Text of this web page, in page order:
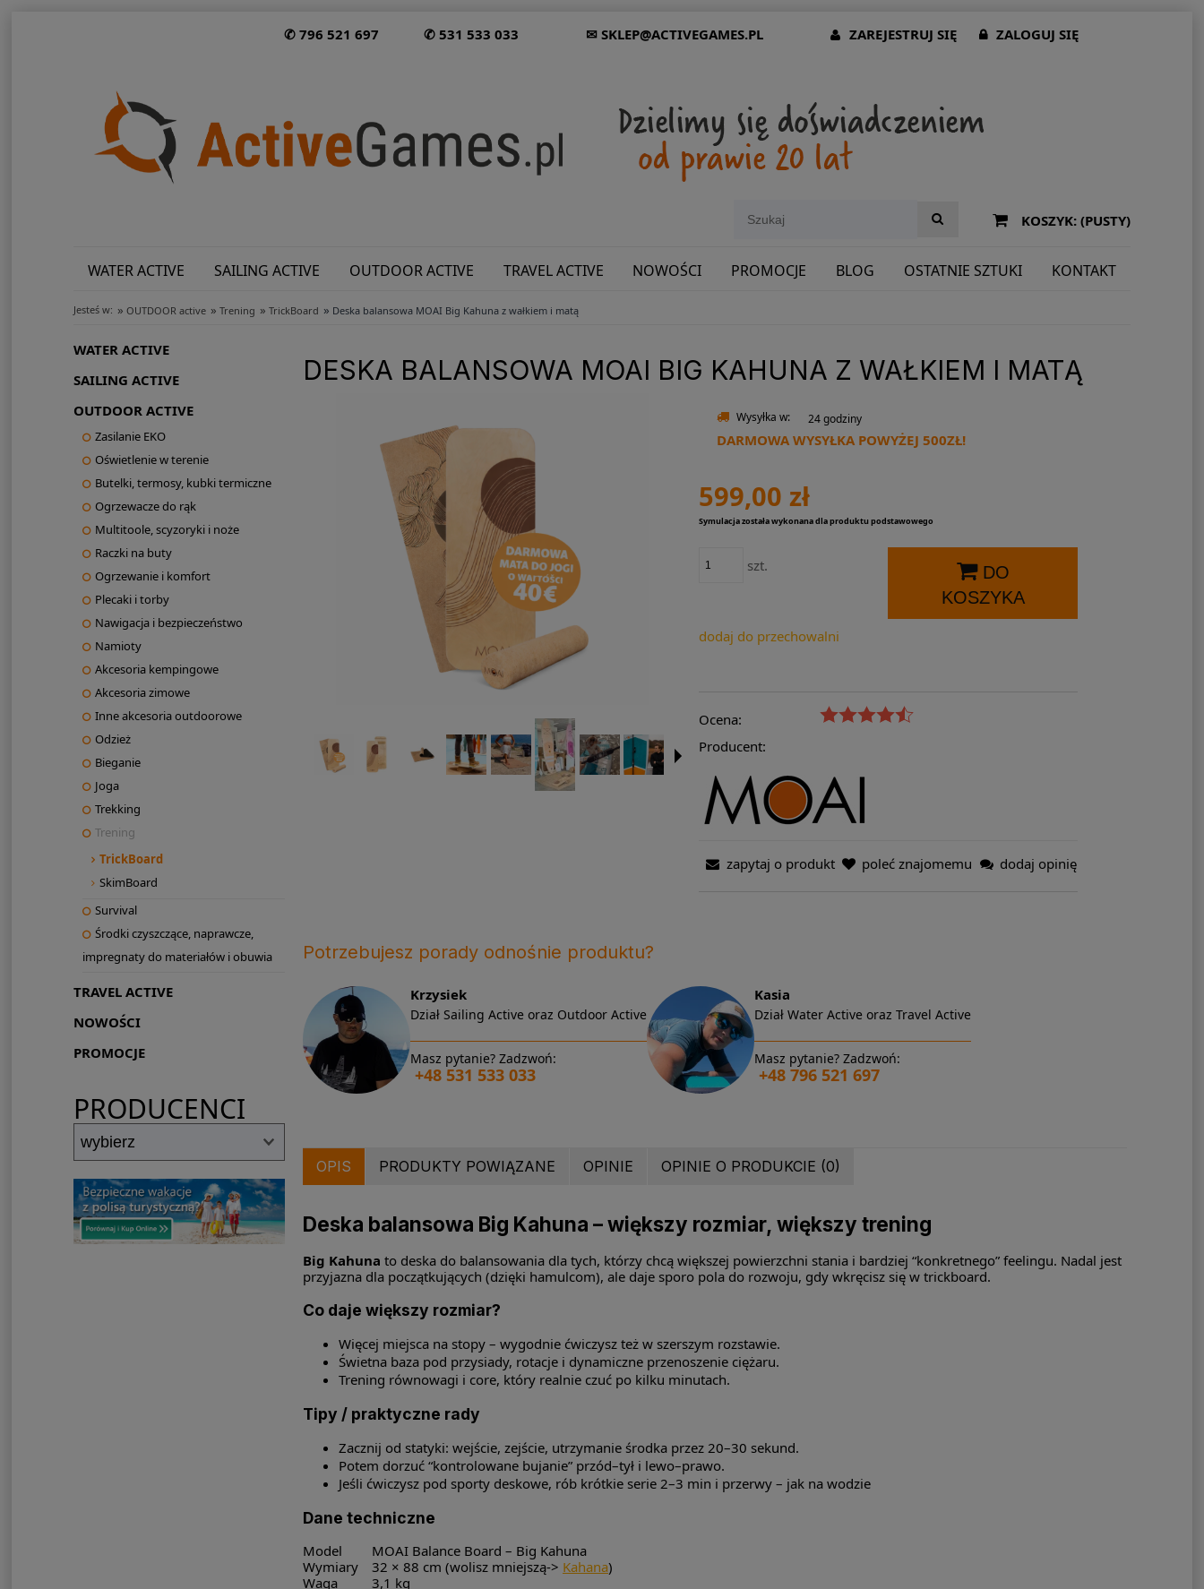
✆ 796 521 697 ✆ 531 533 033 ✉ SKLEP@ACTIVEGAMES.PL ZAREJESTRUJ SIĘ ZALOGUJ SIĘ
KOSZYK: (PUSTY)
WATER ACTIVE SAILING ACTIVE OUTDOOR ACTIVE TRAVEL ACTIVE NOWOŚCI PROMOCJE BLOG OSTATNIE SZTUKI KONTAKT
SHOWROOM: ODWIEDŹ NAS NA ŚLĄSKU!
Jesteś w: » OUTDOOR active » Trening » TrickBoard » Deska balansowa MOAI Big Kahuna z wałkiem i matą
WATER ACTIVE
SAILING ACTIVE
OUTDOOR ACTIVE
Zasilanie EKO
Oświetlenie w terenie
Butelki, termosy, kubki termiczne
Ogrzewacze do rąk
Multitoole, scyzoryki i noże
Raczki na buty
Ogrzewanie i komfort
Plecaki i torby
Nawigacja i bezpieczeństwo
Namioty
Akcesoria kempingowe
Akcesoria zimowe
Inne akcesoria outdoorowe
Odzież
Bieganie
Joga
Trekking
Trening
TrickBoard
SkimBoard
Survival
Środki czyszczące, naprawcze,
impregnaty do materiałów i obuwia
TRAVEL ACTIVE
NOWOŚCI
PROMOCJE
PRODUCENCI
DESKA BALANSOWA MOAI BIG KAHUNA Z WAŁKIEM I MATĄ
Wysyłka w: 24 godziny
DARMOWA WYSYŁKA POWYŻEJ 500ZŁ!
599,00 zł
Symulacja została wykonana dla produktu podstawowego
szt.
DO
KOSZYKA
dodaj do przechowalni
Ocena:
Producent:
zapytaj o produkt poleć znajomemu dodaj opinię
Potrzebujesz porady odnośnie produktu?
Krzysiek
Dział Sailing Active oraz Outdoor Active
Masz pytanie? Zadzwoń:
+48 531 533 033
Kasia
Dział Water Active oraz Travel Active
Masz pytanie? Zadzwoń:
+48 796 521 697
OPIS PRODUKTY POWIĄZANE OPINIE OPINIE O PRODUKCIE (0)
Deska balansowa Big Kahuna – większy rozmiar, większy trening
Big Kahuna to deska do balansowania dla tych, którzy chcą większej powierzchni stania i bardziej “konkretnego” feelingu. Nadal jest
przyjazna dla początkujących (dzięki hamulcom), ale daje sporo pola do rozwoju, gdy wkręcisz się w trickboard.
Co daje większy rozmiar?
Więcej miejsca na stopy – wygodnie ćwiczysz też w szerszym rozstawie.
Świetna baza pod przysiady, rotacje i dynamiczne przenoszenie ciężaru.
Trening równowagi i core, który realnie czuć po kilku minutach.
Tipy / praktyczne rady
Zacznij od statyki: wejście, zejście, utrzymanie środka przez 20–30 sekund.
Potem dorzuć “kontrolowane bujanie” przód–tył i lewo–prawo.
Jeśli ćwiczysz pod sporty deskowe, rób krótkie serie 2–3 min i przerwy – jak na wodzie
Dane techniczne
Model
MOAI Balance Board – Big Kahuna
Wymiary
32 × 88 cm (wolisz mniejszą-> Kahana)
Waga
3,1 kg